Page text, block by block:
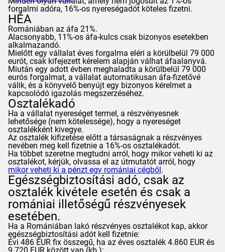
forgalmi adóra, 16%-os nyereségadót köteles fizetni.
HÉA
Romániában az áfa 21%.
Alacsonyabb, 11%-os áfa-kulcs csak bizonyos esetekben
alkalmazandó.
Mielőtt egy vállalat éves forgalma eléri a körülbelül 79 000
eurót, csak kifejezett kérelem alapján válhat áfaalanyvá.
Miután egy adott évben meghaladta a körülbelül 79 000
eurós forgalmat, a vállalat automatikusan áfa-fizetővé
válik, és a könyvelő benyújt egy bizonyos kérelmet a
kapcsolódó igazolás megszerzéséhez.
Osztalékadó
Ha a vállalat nyereséget termel, a részvényesnek
lehetősége (nem kötelessége), hogy a nyereséget
osztalékként kivegye.
Az osztalék kifizetése előtt a társaságnak a részvényes
nevében meg kell fizetnie a 16%-os osztalékadót.
Ha többet szeretne megtudni arról, hogy mikor veheti ki az
osztalékot, kérjük, olvassa el az útmutatót arról, hogy
mikor veheti ki a pénzt egy romániai cégből.
Egészségbiztosítási adó, csak az
osztalék kivétele esetén és csak a
romániai illetőségű részvényesek
esetében.
Ha a Romániában lakó részvényes osztalékot kap, akkor
egészségbiztosítási adót kell fizetnie:
Évi 486 EUR fix összegű, ha az éves osztalék 4.860 EUR és